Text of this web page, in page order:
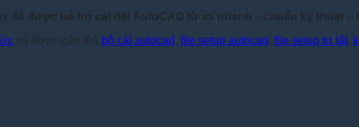
để được hỗ trợ cài đặt AutoCAD từ xa nhanh – chuẩn kỹ thuật –
và được gắn thẻ bộ cài autocad , file setup autocad , file setup tự tắt,